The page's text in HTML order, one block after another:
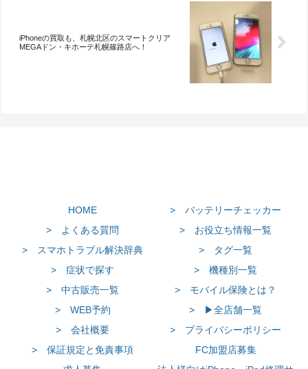
iPhoneの買取も、札幌北区のスマートクリア
MEGAドン・キホーテ札幌篠路店へ！
HOME
> バッテリーチェッカー
> よくある質問
> お役立ち情報一覧
> スマホトラブル解決辞典
> タグ一覧
> 症状で探す
> 機種別一覧
> 中古販売一覧
> モバイル保険とは？
> WEB予約
> ▶全店舗一覧
> 会社概要
> プライバシーポリシー
> 保証規定と免責事項
FC加盟店募集